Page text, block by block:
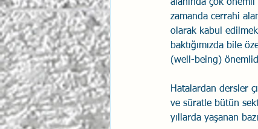
Psikolojik Güvenlik
alanında çok önemli
zamanda cerrahi
olarak kabul
baktığımızda bile
(well-being)
Hatalardan dersler
ve süratle bütün
yıllarda yaşanan